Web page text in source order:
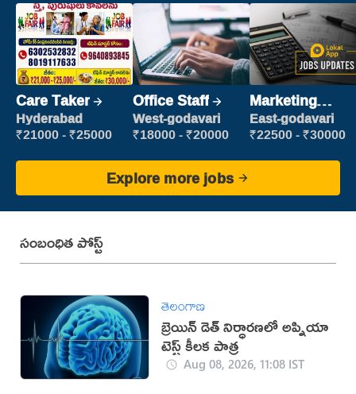
Care Taker
Hyderabad
₹21000 - ₹25000
Office Staff
West-godavari
₹18000 - ₹20000
Marketing
Executive
East-godavari
₹22500 - ₹30000
Explore more jobs
సంబంధిత పోస్ట్
తెలంగాణ
బ్రెయిన్ డెత్ నిర్ధారణలో అప్నియా
టెస్ట్ కీలక పాత్ర
Aug 08, 2026, 11:08 IST